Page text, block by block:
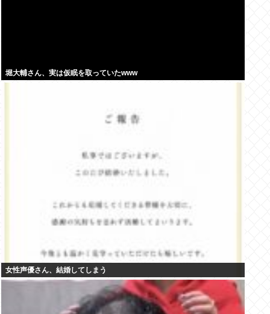
堀大輔さん、実は仮眠を取っていたwww
女性声優さん、結婚してしまう